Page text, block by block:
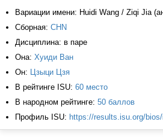
Вариации имени: Huidi Wang / Ziqi Jia
Сборная: CHN
Дисциплина: в паре
Она: Хуиди Ван
Он: Цзыци Цзя
В рейтинге ISU: 60 место
В народном рейтинге: 50 баллов
Профиль ISU: https://results.isu.org/